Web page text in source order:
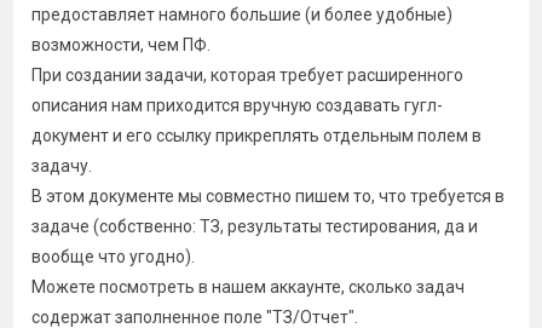
предоставляет намного большие (и более удобные)
возможности, чем ПФ.
При создании задачи, которая требует расширенного
описания нам приходится вручную создавать гугл-
документ и его ссылку прикреплять отдельным полем в
задачу.
В этом документе мы совместно пишем то, что требуется в
задаче (собственно: ТЗ, результаты тестирования, да и
вообще что угодно).
Можете посмотреть в нашем аккаунте, сколько задач
содержат заполненное поле "ТЗ/Отчет".